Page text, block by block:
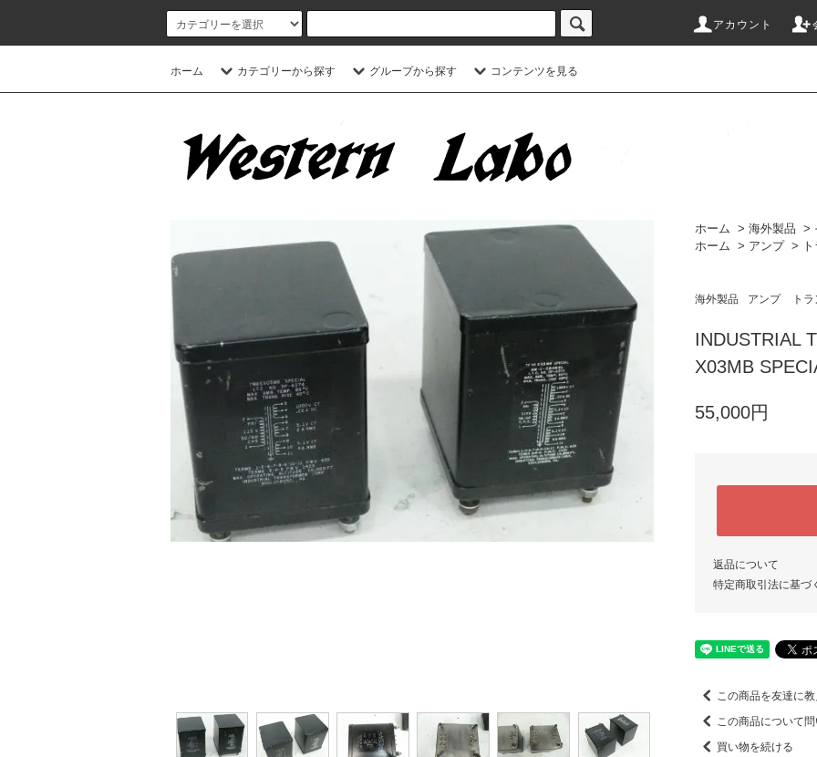
アカウント
ホーム カテゴリーから探す グループから探す コンテンツを見る
ホーム > 海外製品 >
ホーム > アンプ >
海外製品 アンプ ト
INDUSTRIAL
X03MB
55,000円
返品について
特定商取引法に基づ
この商品を友達に
この商品について
買い物を続ける